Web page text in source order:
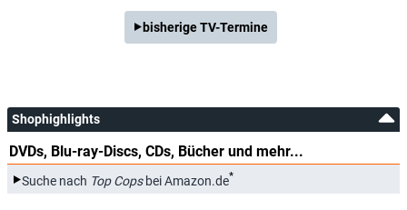
bisherige TV-Termine
Shophighlights
DVDs, Blu-ray-Discs, CDs, Bücher und mehr...
Suche nach Top Copsbei Amazon.de*